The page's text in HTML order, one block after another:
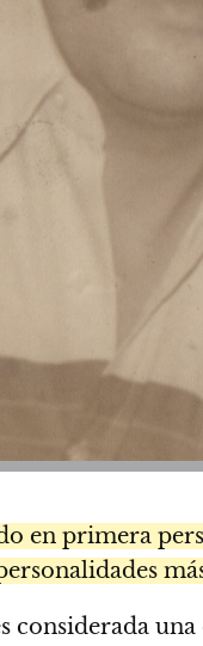
en primera
considerada